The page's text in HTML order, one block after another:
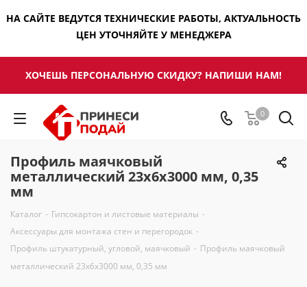
НА САЙТЕ ВЕДУТСЯ ТЕХНИЧЕСКИЕ РАБОТЫ, АКТУАЛЬНОСТЬ
ЦЕН УТОЧНЯЙТЕ У МЕНЕДЖЕРА
ХОЧЕШЬ ПЕРСОНАЛЬНУЮ СКИДКУ? НАПИШИ НАМ!
0
Профиль маячковый
металлический 23х6х3000 мм, 0,35
мм
Каталог - Гипсокартон и листовые материалы -
Аксессуары для монтажа стен и перегородок -
Профиль штукатурный, угловой, маячковый - Профиль маячковый
металлический 23х6х3000 мм, 0,35 мм